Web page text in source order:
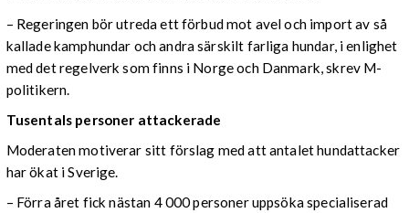
– Regeringen bör utreda ett förbud mot avel och import av så
kallade kamphundar och andra särskilt farliga hundar, i enlighet
med det regelverk som finns i Norge och Danmark, skrev M-
politikern.
Tusentals personer attackerade
Moderaten motiverar sitt förslag med att antalet hundattacker
har ökat i Sverige.
– Förra året fick nästan 4 000 personer uppsöka specialiserad